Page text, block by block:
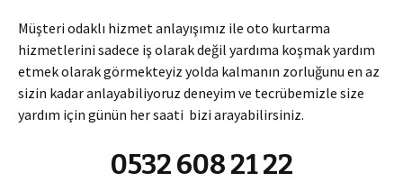
Müşteri odaklı hizmet anlayışımız ile oto kurtarma
hizmetlerini sadece iş olarak değil yardıma koşmak yardım
etmek olarak görmekteyiz yolda kalmanın zorluğunu en az
sizin kadar anlayabiliyoruz deneyim ve tecrübemizle size
yardım için günün her saati bizi arayabilirsiniz.
0532 608 21 22